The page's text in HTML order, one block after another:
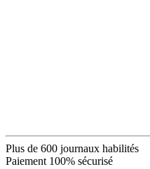
Plus de 600 journaux habilités
Paiement 100% sécurisé